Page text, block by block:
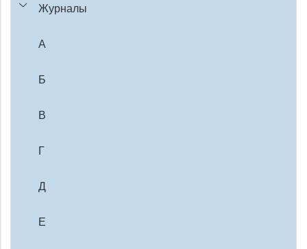
Журналы
А
Б
В
Г
Д
Е